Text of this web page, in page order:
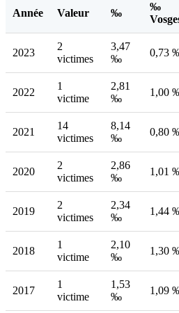
Année Valeur ‰
‰
2023
2
victimes
3,47
‰
0,73
2022
1
victime
2,81
‰
1,00
2021
14
victimes
8,14
‰
0,80
2020
2
victimes
2,86
‰
1,01
2019
2
victimes
2,34
‰
1,44
2018
1
victime
2,10
‰
1,30
2017
1
victime
1,53
‰
1,09